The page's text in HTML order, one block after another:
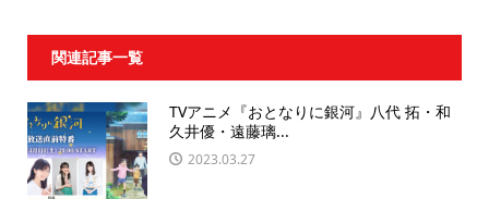
関連記事一覧
TVアニメ『おとなりに銀河』八代 拓・和
久井優・遠藤璃...
2023.03.27